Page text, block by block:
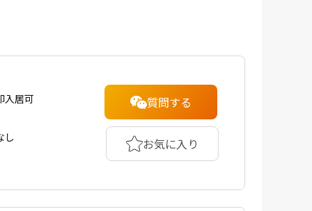
入居可
し
質問する
お気に入り